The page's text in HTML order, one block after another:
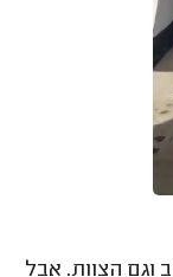
וגם הצוות. אבל